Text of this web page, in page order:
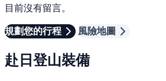
目前沒有留言。
規劃您的行程
風險地圖
赴日登山裝備